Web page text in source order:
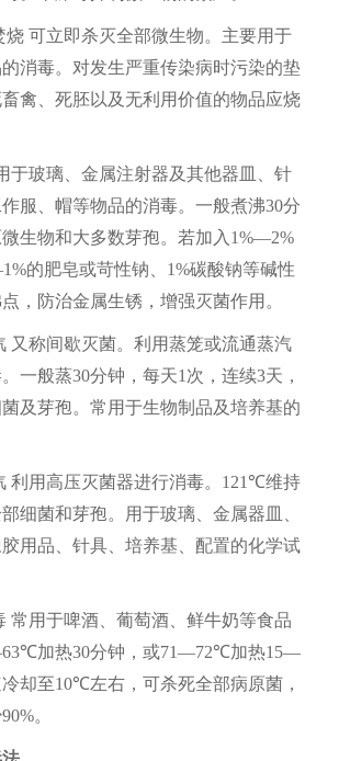
烧 可立即杀灭全部微生物。主要用于
消毒。对发生严重传染病时污染的垫
禽、死胚以及无利用价值的物品应烧
于玻璃、金属注射器及其他器皿、针
服、帽等物品的消毒。一般煮沸30分
生物和大多数芽孢。若加入 1%—2%
的肥皂或苛性钠、 1%碳酸钠等碱性
，防治金属生锈，增强灭菌作用。
又称间歇灭菌。利用蒸笼或流通蒸汽
一般蒸30分钟，每天1 次，连续3天，
及芽孢。常用于生物制品及培养基的
利用高压灭菌器进行消毒。 121℃维持
细菌和芽孢。用于玻璃、金属器皿、
用品、针具、培养基、配置的化学试
常用于啤酒、葡萄酒、鲜牛奶等食品
加热30分钟，或71—72℃加热15—
却至10℃左右，可杀死全部病原菌，
90%。